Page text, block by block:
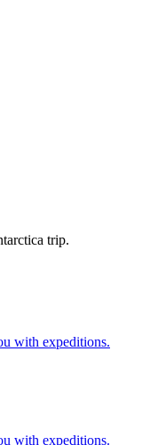
trip.
with expeditions.
with expeditions.